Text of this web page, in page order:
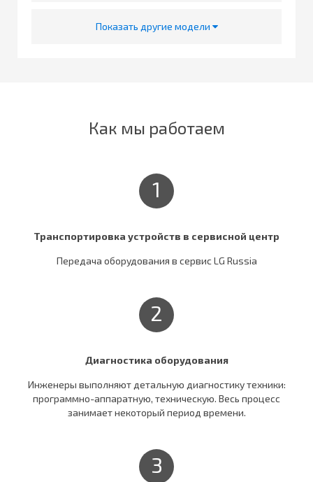
Показать другие модели
Как мы работаем
1
Транспортировка устройств в сервисной центр
Передача оборудования в сервис LG Russia
2
Диагностика оборудования
Инженеры выполняют детальную диагностику техники:
программно-аппаратную, техническую. Весь процесс
занимает некоторый период времени.
3